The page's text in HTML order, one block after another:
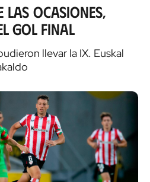
las ocasiones,
gol final
llevar la IX. Euskal